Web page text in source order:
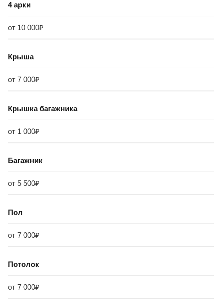
4 арки
от 10 000₽
Крыша
от 7 000₽
Крышка багажника
от 1 000₽
Багажник
от 5 500₽
Пол
от 7 000₽
Потолок
от 7 000₽